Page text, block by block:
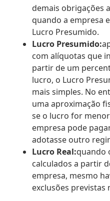
demais obrigações
quando a empresa
Lucro Presumido.
Lucro Presumido:
com alíquotas que
partir de um
lucro, o Lucro
mais simples. No
uma aproximação
se o lucro for
empresa pode
adotasse outro
Lucro Real:quando
calculados a partir
empresa, mesmo
exclusões previstas